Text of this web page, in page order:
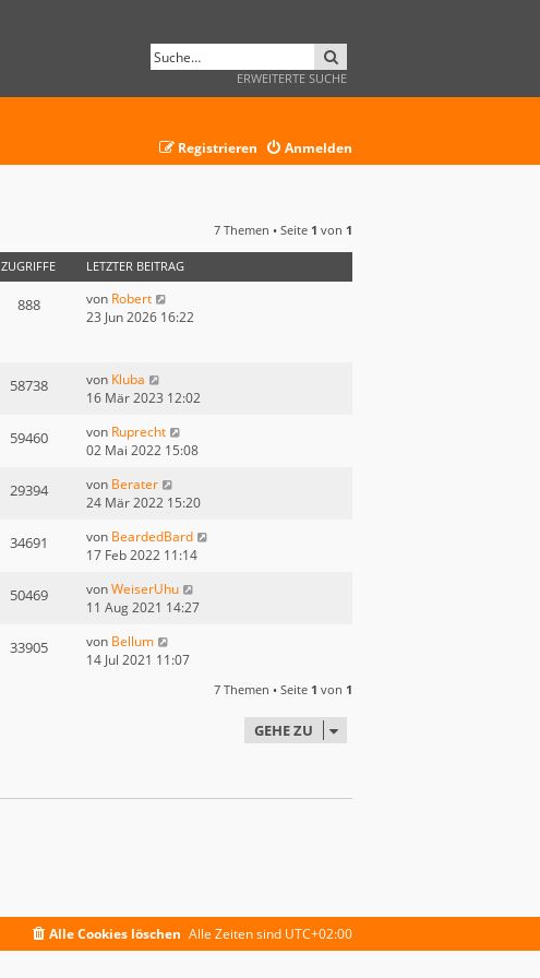
ERWEITERTE SUCHE
Anmelden
Registrieren
7 Themen • Seite 1 von 1
ZUGRIFFE LETZTER BEITRAG
888 von Robert
23 Jun 2026 16:22
58738 von Kluba
16 Mär 2023 12:02
59460 von Ruprecht
02 Mai 2022 15:08
29394 von Berater
24 Mär 2022 15:20
34691 von BeardedBard
17 Feb 2022 11:14
50469 vonWeiserUhu
11 Aug 2021 14:27
33905 von Bellum
14 Jul 2021 11:07
7 Themen • Seite 1 von 1
GEHE ZU
Alle Zeiten sind UTC+02:00
Alle Cookies löschen